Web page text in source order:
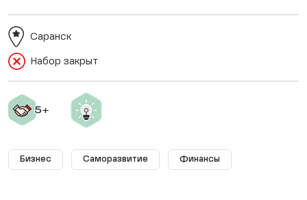
Набор закрыт
Саранск
Бизнес Саморазвитие Финансы